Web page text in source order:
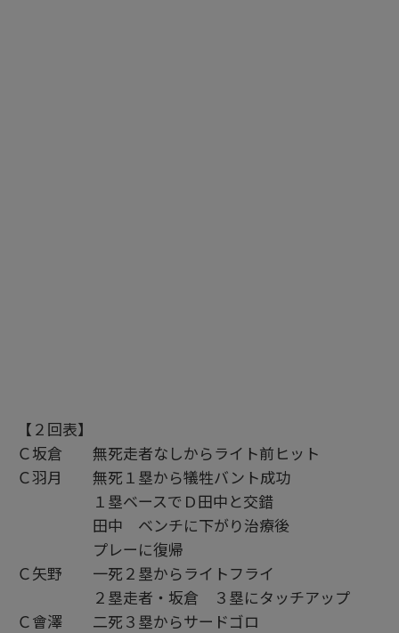
【２回表】
Ｃ坂倉 無死走者なしからライト前ヒット
Ｃ羽月 無死１塁から犠牲バント成功
１塁ベースでＤ田中と交錯
田中 ベンチに下がり治療後
プレーに復帰
Ｃ矢野 一死２塁からライトフライ
２塁走者・坂倉 ３塁にタッチアップ
Ｃ會澤 二死３塁からサードゴロ